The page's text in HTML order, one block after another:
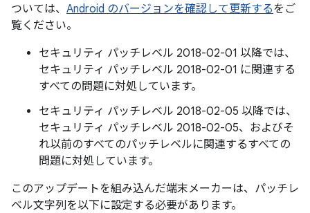
ついては、 Android のバージョンを確認して更新するをご
覧ください。
セキュリティ パッチレベル 2018-02-01 以降では、
セキュリティ パッチレベル 2018-02-01 に関連する
すべての問題に対処しています。
セキュリティ パッチレベル 2018-02-05 以降では、
セキュリティ パッチレベル 2018-02-05、およびそ
れ以前のすべてのパッチレベルに関連するすべての
問題に対処しています。
このアップデートを組み込んだ端末メーカーは、パッチレ
ベル文字列を以下に設定する必要があります。